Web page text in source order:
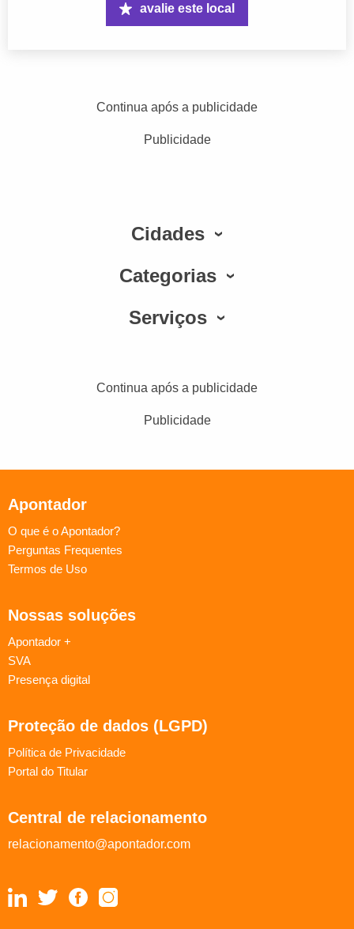
avalie este local
Continua após a publicidade
Publicidade
Cidades
Categorias
Serviços
Continua após a publicidade
Publicidade
Apontador
O que é o Apontador?
Perguntas Frequentes
Termos de Uso
Nossas soluções
Apontador +
SVA
Presença digital
Proteção de dados (LGPD)
Política de Privacidade
Portal do Titular
Central de relacionamento
relacionamento@apontador.com